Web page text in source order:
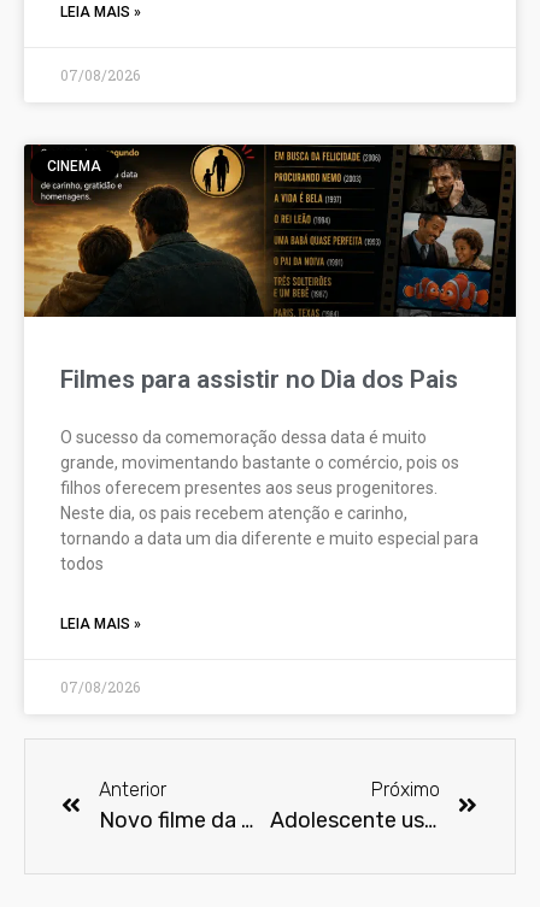
LEIA MAIS »
07/08/2026
CINEMA
Filmes para assistir no Dia dos Pais
O sucesso da comemoração dessa data é muito
grande, movimentando bastante o comércio, pois os
filhos oferecem presentes aos seus progenitores.
Neste dia, os pais recebem atenção e carinho,
tornando a data um dia diferente e muito especial para
todos
LEIA MAIS »
07/08/2026
Anterior
Novo filme da Mulher-Maravilha se passa no mesmo universo de Batman vs Superman
Próximo
Adolescente usa materiais reciclados e faz mais de 40 bonecos de super heróis